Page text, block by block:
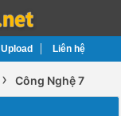
Upload Liên hệ
› Công Nghệ 7